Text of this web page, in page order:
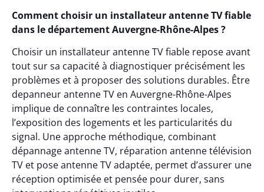
Comment choisir un installateur antenne TV fiable
dans le département Auvergne-Rhône-Alpes ?
Choisir un installateur antenne TV fiable repose avant
tout sur sa capacité à diagnostiquer précisément les
problèmes et à proposer des solutions durables. Être
depanneur antenne TV en Auvergne-Rhône-Alpes
implique de connaître les contraintes locales,
l’exposition des logements et les particularités du
signal. Une approche méthodique, combinant
dépannage antenne TV, réparation antenne télévision
TV et pose antenne TV adaptée, permet d’assurer une
réception optimisée et pensée pour durer, sans